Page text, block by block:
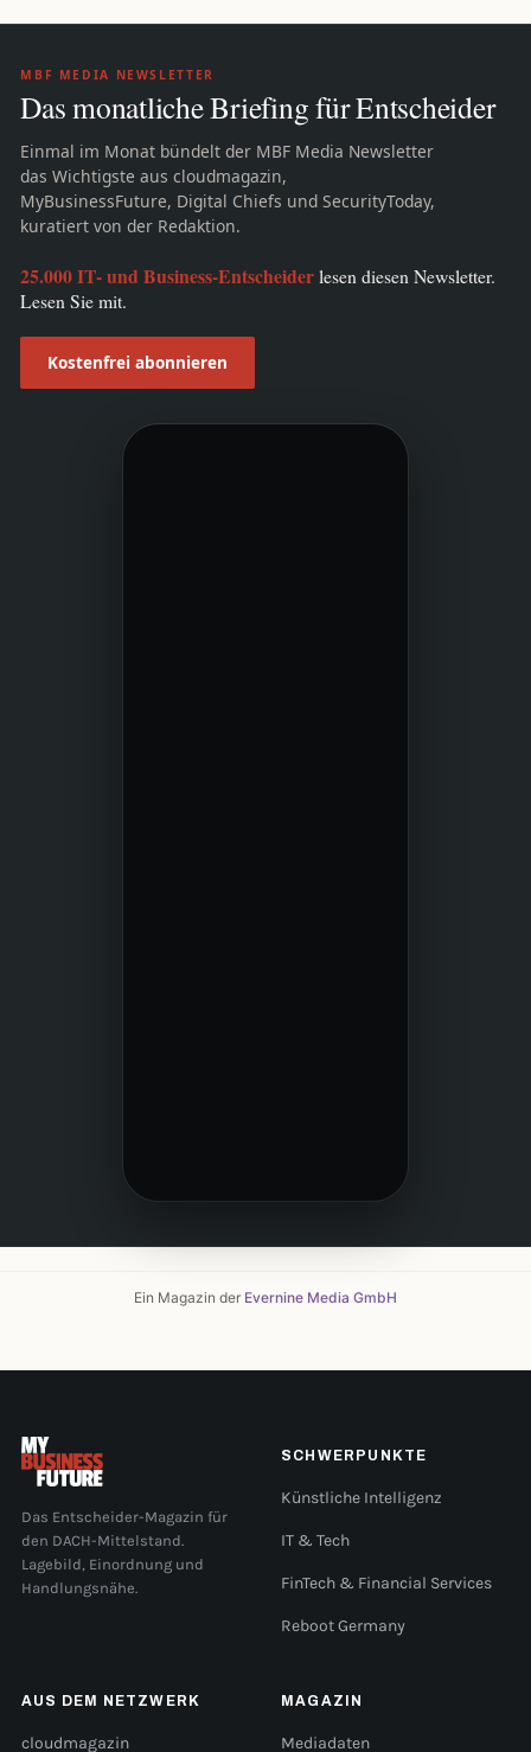
MBF MEDIA NEWSLETTER
Das monatliche Briefing für Entscheider
Einmal im Monat bündelt der MBF Media Newsletter
das Wichtigste aus cloudmagazin,
MyBusinessFuture, Digital Chiefs und SecurityToday,
kuratiert von der Redaktion.
25.000 IT- und Business-Entscheiderlesen diesen Newsletter.
Lesen Sie mit.
Kostenfrei abonnieren
Ein Magazin der Evernine Media GmbH
Das Entscheider-Magazin für
den DACH-Mittelstand.
Lagebild, Einordnung und
Handlungsnähe.
SCHWERPUNKTE
Künstliche Intelligenz
IT & Tech
FinTech & Financial Services
Reboot Germany
AUS DEM NETZWERK
cloudmagazin
MAGAZIN
Mediadaten